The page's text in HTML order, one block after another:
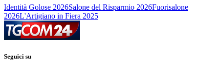
Identità Golose 2026Salone del Risparmio 2026Fuorisalone
2026L'Artigiano in Fiera 2025
Seguici su